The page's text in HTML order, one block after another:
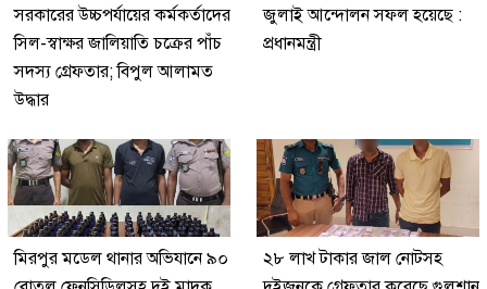
সরকারের উচ্চপর্যায়ের কর্মকর্তাদের
সিল-স্বাক্ষর জালিয়াতি চক্রের পাঁচ
সদস্য গ্রেফতার; বিপুল আলামত
উদ্ধার
জুলাই আন্দোলন সফল হয়েছে :
প্রধানমন্ত্রী
মিরপুর মডেল থানার অভিযানে ৯০
২৮ লাখ টাকার জাল নোটসহ